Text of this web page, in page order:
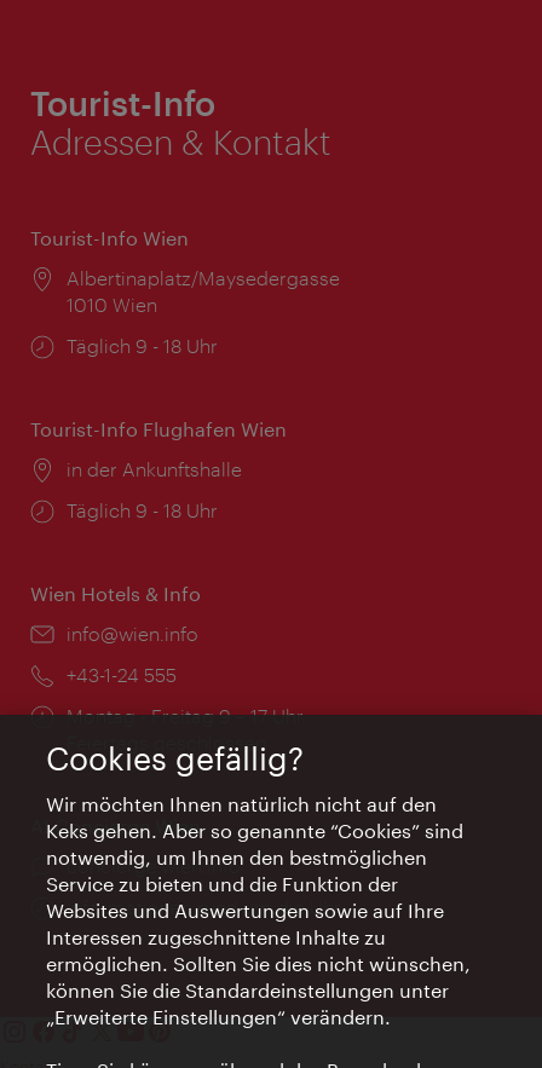
Tourist-Info
Adressen & Kontakt
Tourist-Info Wien
Ort:
Albertinaplatz/Maysedergasse
1010 Wien
Öffnungszeiten:
Täglich 9 - 18 Uhr
Tourist-Info Flughafen Wien
Ort:
in der Ankunftshalle
Öffnungszeiten:
Täglich 9 - 18 Uhr
Wien Hotels & Info
Email:
info@wien.info
Telefon:
+43-1-24 555
Öffnungszeiten:
Montag - Freitag 9 – 17 Uhr
Feiertags geschlossen
AI Concierge Wien
Ort:
concierge.wien.info
Öffnungszeiten:
Informationen rund um die Uhr
Cookies gefällig?
Wir möchten Ihnen natürlich nicht auf den
Keks gehen. Aber so genannte “Cookies” sind
notwendig, um Ihnen den bestmöglichen
Service zu bieten und die Funktion der
Websites und Auswertungen sowie auf Ihre
Interessen zugeschnittene Inhalte zu
ermöglichen. Sollten Sie dies nicht wünschen,
können Sie die Standardeinstellungen unter
„Erweiterte Einstellungen“ verändern.